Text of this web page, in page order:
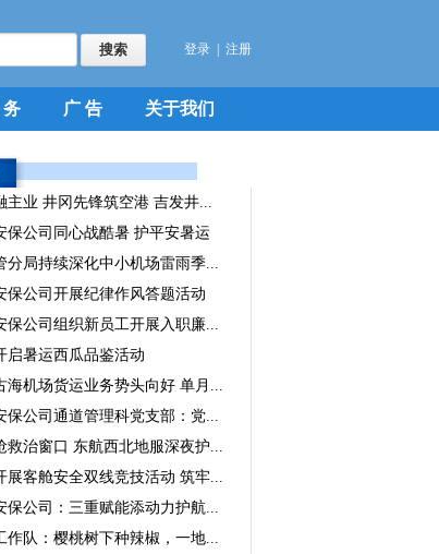
登录 注册
务 广 告 关于我们
主业 井冈先锋筑空港 吉发井...
保公司同心战酷暑 护平安暑运
分局持续深化中小机场雷雨季...
保公司开展纪律作风答题活动
保公司组织新员工开展入职廉...
启暑运西瓜品鉴活动
海机场货运业务势头向好 单月...
保公司通道管理科党支部：党...
救治窗口 东航西北地服深夜护...
展客舱安全双线竞技活动 筑牢...
保公司：三重赋能添动力护航...
作队：樱桃树下种辣椒，一地...